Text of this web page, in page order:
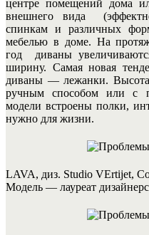
центре помещений дома
внешнего вида
спинкам и различных
мебелью в доме. На
год диваны
ширину. Самая новая
диваны — лежанки.
ручным способом или с
модели встроены полки,
нужно для жизни.
LAVA, диз. Studio VErtijet,
Модель — лауреат